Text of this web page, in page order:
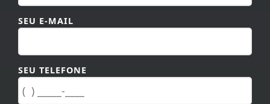
SEU E-MAIL
SEU TELEFONE